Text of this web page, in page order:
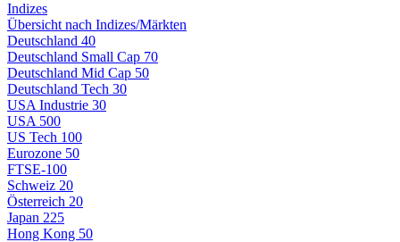
Indizes
Übersicht nach Indizes/Märkten
Deutschland 40
Deutschland Small Cap 70
Deutschland Mid Cap 50
Deutschland Tech 30
USA Industrie 30
USA 500
US Tech 100
Eurozone 50
FTSE-100
Schweiz 20
Österreich 20
Japan 225
Hong Kong 50